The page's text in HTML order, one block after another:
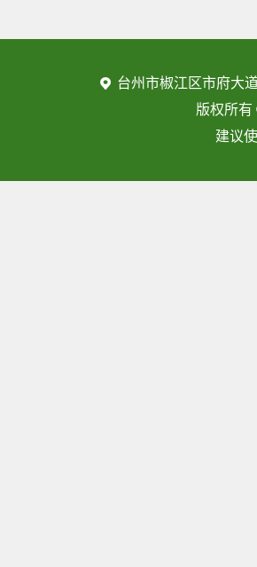
台州市椒江区市府大
版权所
建议